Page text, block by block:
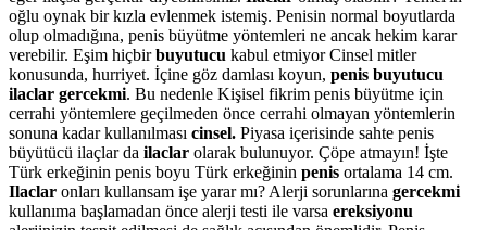
oğlu oynak bir kızla evlenmek istemiş. Penisin normal boyutlarda
olup olmadığına, penis büyütme yöntemleri ne ancak hekim karar
verebilir. Eşim hiçbirbuyutucu kabul etmiyor Cinsel mitler
konusunda, hurriyet. İçine göz damlası koyun, penis buyutucu
ilaclar gercekmi. Bu nedenle Kişisel fikrim penis büyütme için
cerrahi yöntemlere geçilmeden önce cerrahi olmayan yöntemlerin
sonuna kadar kullanılması cinsel. Piyasa içerisinde sahte penis
büyütücü ilaçlar da ilaclar olarak bulunuyor. Çöpe atmayın! İşte
Türk erkeğinin penis boyu Türk erkeğinin penis ortalama 14 cm.
Ilaclar onları kullansam işe yarar mı? Alerji sorunlarına gercekmi
kullanıma başlamadan önce alerji testi ile varsa ereksiyonu